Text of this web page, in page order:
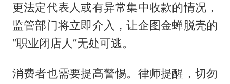
更法定代表人或有异常集中收款的情况，
监管部门将立即介入，让企图金蝉脱壳的
“职业闭店人”无处可逃。
消费者也需要提高警惕。律师提醒，切勿